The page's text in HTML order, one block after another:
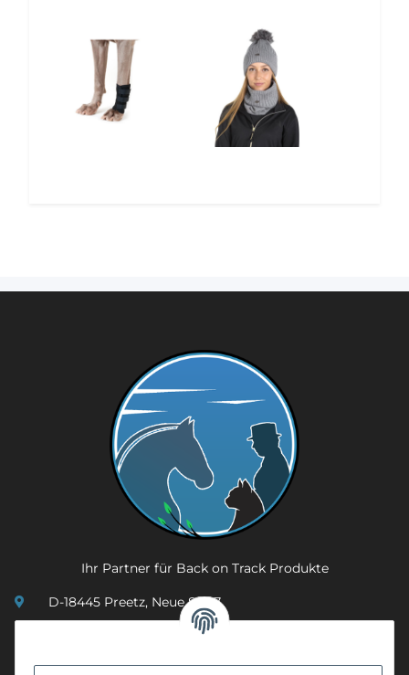
12%
Ihr Partner für Back on Track Produkte
D-18445 Preetz, Neue Str. 7
info@mobility-in-harmony.de